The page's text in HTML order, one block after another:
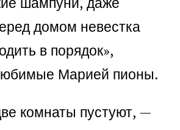
домом невестка
в порядок»,
Марией пионы.
комнаты пустуют, —